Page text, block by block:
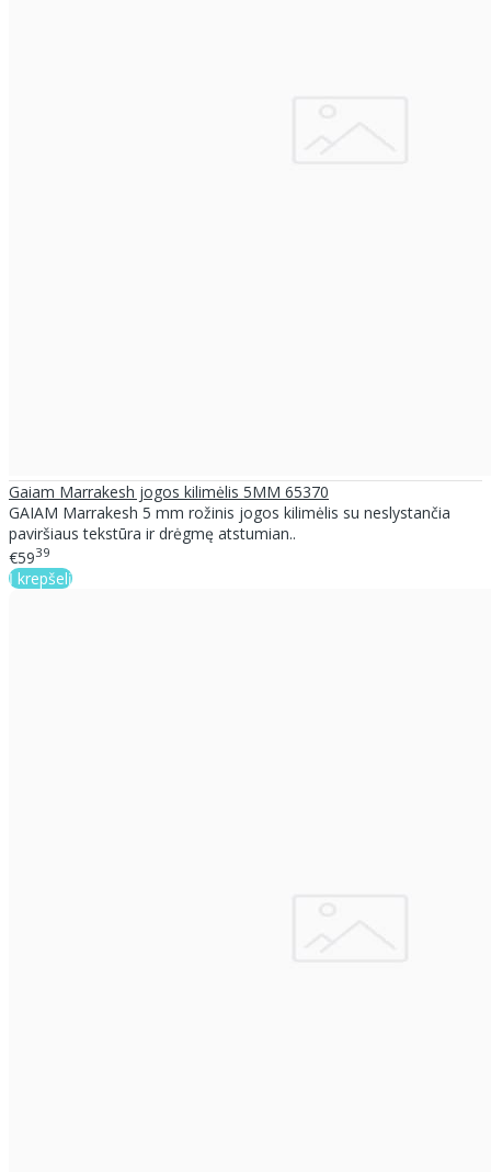
Gaiam Marrakesh jogos kilimėlis 5MM 65370
GAIAM Marrakesh 5 mm rožinis jogos kilimėlis su neslystančia
paviršiaus tekstūra ir drėgmę atstumian..
€5939
Į krepšelį